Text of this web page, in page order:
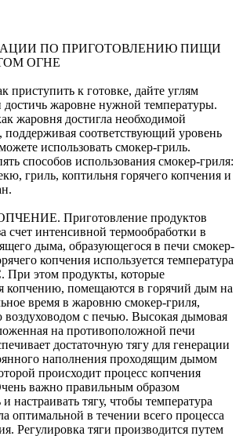
ПО ПРИГОТОВЛЕНИЮ ПИЩИ
ОГНЕ
приступить к готовке, дайте углям
достичь жаровне нужной температуры.
жаровня достигла необходимой
поддерживая соответствующий уровень
использовать смокер-гриль.
способов использования смокер-гриля:
гриль, коптильня горячего копчения и
Приготовление продуктов
счет интенсивной термообработки в
дыма, образующегося в печи смокер-
копчения используется температура
При этом продукты, которые
копчению, помещаются в горячий дым на
время в жаровню смокер-гриля,
воздуховодом с печью. Высокая дымовая
на противоположной печи
достаточную тягу для генерации
наполнения проходящим дымом
происходит процесс копчения
важно правильным образом
и настраивать тягу, чтобы температура
оптимальной в течении всего процесса
Регулировка тяги производится путем